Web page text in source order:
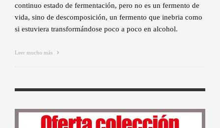
continuo estado de fermentación, pero no es un fermento de
vida, sino de descomposición, un fermento que inebria como
si estuviera transformándose poco a poco en alcohol.
Leer mucho más